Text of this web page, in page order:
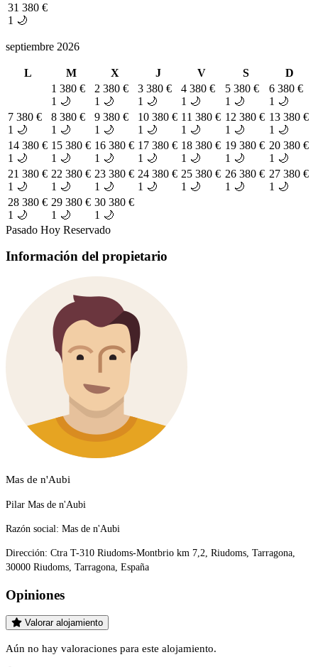
31 380 €
1 🌙
septiembre 2026
L M X J V S
D
1 380 €
1 🌙
2 380 €
1 🌙
3 380 €
1 🌙
4 380 €
1 🌙
5 380 €
1 🌙
6 380 €
1 🌙
7 380 €
1 🌙
8 380 €
1 🌙
9 380 €
1 🌙
10 380 €
1 🌙
11 380 €
1 🌙
12 380 €
1 🌙
13 380 €
1 🌙
14 380 €
1 🌙
15 380 €
1 🌙
16 380 €
1 🌙
17 380 €
1 🌙
18 380 €
1 🌙
19 380 €
1 🌙
20 380 €
1 🌙
21 380 €
1 🌙
22 380 €
1 🌙
23 380 €
1 🌙
24 380 €
1 🌙
25 380 €
1 🌙
26 380 €
1 🌙
27 380 €
1 🌙
28 380 €
1 🌙
29 380 €
1 🌙
30 380 €
1 🌙
Pasado Hoy Reservado
Información del propietario
Mas de n'Aubi
Pilar Mas de n'Aubi
Razón social: Mas de n'Aubi
Dirección: Ctra T-310 Riudoms-Montbrio km 7,2, Riudoms, Tarragona,
30000 Riudoms, Tarragona, España
Opiniones
Valorar alojamiento
Aún no hay valoraciones para este alojamiento.